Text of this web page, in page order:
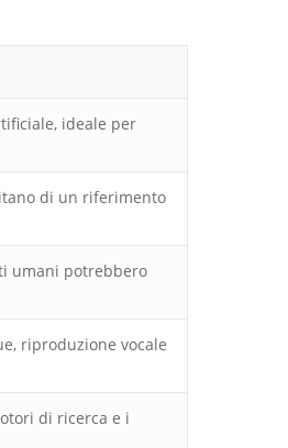
ideale per
di un riferimento
umani potrebbero
riproduzione vocale
di ricerca e i